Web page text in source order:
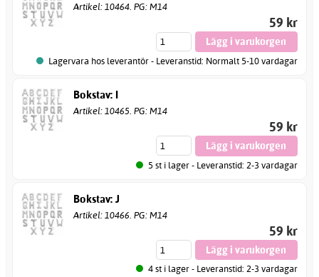
Artikel: 10464. PG: M14
59 kr
Lagervara hos leverantör - Leveranstid: Normalt 5-10 vardagar
Bokstav: I
Artikel: 10465. PG: M14
59 kr
5 st i lager - Leveranstid: 2-3 vardagar
Bokstav: J
Artikel: 10466. PG: M14
59 kr
4 st i lager - Leveranstid: 2-3 vardagar